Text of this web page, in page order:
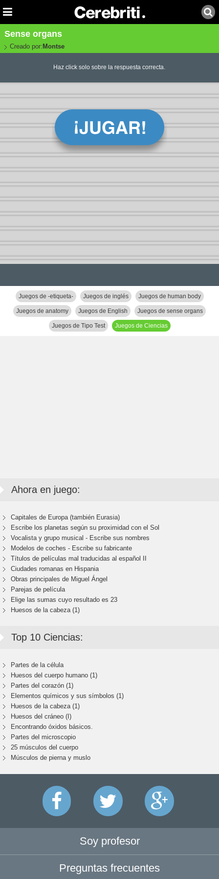
Sense organs
Creado por: Montse
Haz click solo sobre la respuesta correcta.
Juegos de -etiqueta- Juegos de inglés Juegos de human body
Juegos de anatomy Juegos de English Juegos de sense organs
Juegos de Tipo Test Juegos de Ciencias
Ahora en juego:
Capitales de Europa (también Eurasia)
Escribe los planetas según su proximidad con el Sol
Vocalista y grupo musical - Escribe sus nombres
Modelos de coches - Escribe su fabricante
Títulos de películas mal traducidas al español II
Ciudades romanas en Hispania
Obras principales de Miguel Ángel
Parejas de película
Elige las sumas cuyo resultado es 23
Huesos de la cabeza (1)
Top 10 Ciencias:
Partes de la célula
Huesos del cuerpo humano (1)
Partes del corazón (1)
Elementos químicos y sus símbolos (1)
Huesos de la cabeza (1)
Huesos del cráneo (I)
Encontrando óxidos básicos.
Partes del microscopio
25 músculos del cuerpo
Músculos de pierna y muslo
Soy profesor
Preguntas frecuentes